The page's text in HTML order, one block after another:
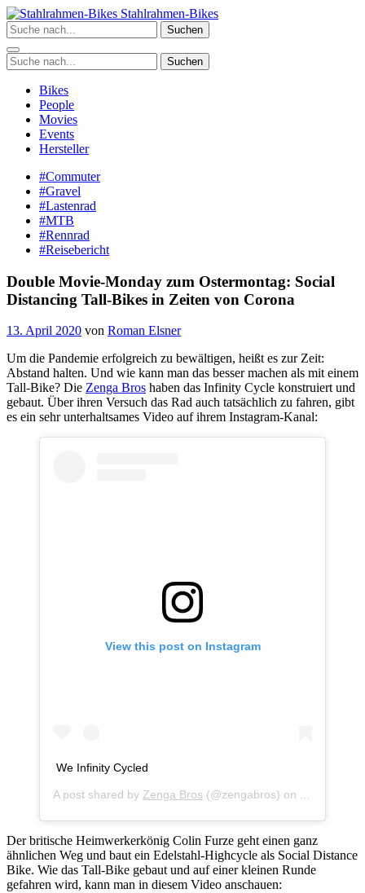
Zum
Inhalt
springen
Stahlrahmen-Bikes
Suchen
Suchen
Bikes
People
Movies
Events
Hersteller
#Commuter
#Gravel
#Lastenrad
#MTB
#Rennrad
#Reisebericht
Double Movie-Monday zum Ostermontag: Social
Distancing Tall-Bikes in Zeiten von Corona
13. April 2020 von Roman Elsner
Um die Pandemie erfolgreich zu bewältigen, heißt es zur Zeit:
Abstand halten. Und wie kann man das besser machen als mit einem
Tall-Bike? Die Zenga Bros haben das Infinity Cycle konstruiert und
gebaut. Über ihren Versuch das Rad auch tatsächlich zu fahren, gibt
es ein sehr unterhaltsames Video auf ihrem Instagram-Kanal:
View this post on Instagram
We Infinity Cycled
A post shared by Zenga Bros (@zengabros) on Apr 9, 2020
Der britische Heimwerkerkönig Colin Furze geht einen ganz
ähnlichen Weg und baut ein Edelstahl-Highcycle als Social Distance
Bike. Wie das Tall-Bike gebaut und auf einer kleinen Runde
gefahren wird, kann man in diesem Video anschauen: